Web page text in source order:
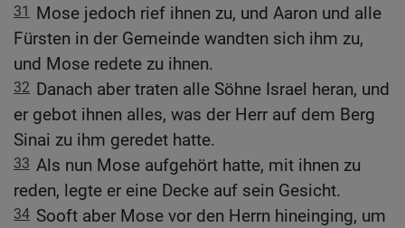
31
Mose jedoch rief ihnen zu, und Aaron und alle
Fürsten in der Gemeinde wandten sich ihm zu,
und Mose redete zu ihnen.
32 Danach aber traten alle Söhne Israel heran, und
er gebot ihnen alles, was der Herr auf dem Berg
Sinai zu ihm geredet hatte.
33 Als nun Mose aufgehört hatte, mit ihnen zu
reden, legte er eine Decke auf sein Gesicht.
34 Sooft aber Mose vor den Herrn hineinging, um